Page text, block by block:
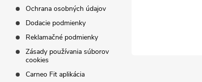
Ochrana osobných údajov
Dodacie podmienky
Reklamačné podmienky
Zásady používania súborov
cookies
Carneo Fit aplikácia